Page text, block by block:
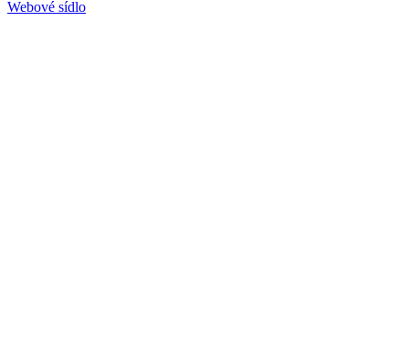
Webové sídlo